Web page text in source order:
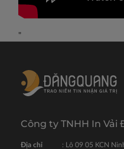
"
Công ty TNHH In Vải
Địa chỉ : Lô 09 05 KCN